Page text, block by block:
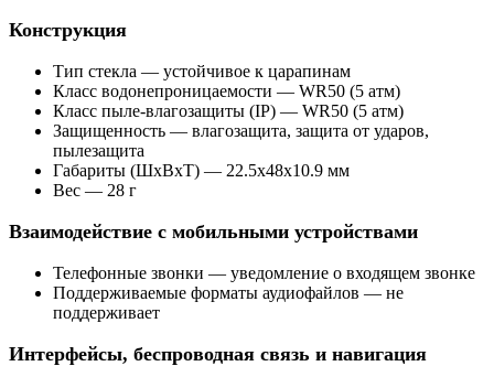
Конструкция
Тип стекла — устойчивое к царапинам
Класс водонепроницаемости — WR50 (5 атм)
Класс пыле-влагозащиты (IP) — WR50 (5 атм)
Защищенность — влагозащита, защита от ударов,
пылезащита
Габариты (ШхВхТ) — 22.5x48x10.9 мм
Вес — 28 г
Взаимодействие с мобильными устройствами
Телефонные звонки — уведомление о входящем звонке
Поддерживаемые форматы аудиофайлов — не
поддерживает
Интерфейсы, беспроводная связь и навигация